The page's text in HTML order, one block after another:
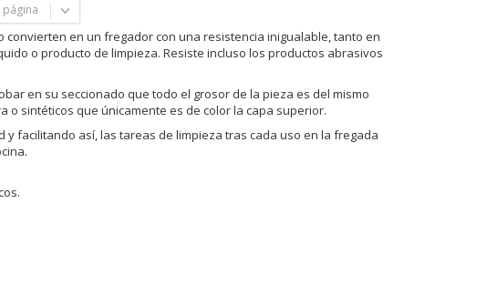
en un fregador con una resistencia inigualable, tanto en
o producto de limpieza. Resiste incluso los productos abrasivos
en su seccionado que todo el grosor de la pieza es del mismo
o sintéticos que únicamente es de color la capa superior.
facilitando así, las tareas de limpieza tras cada uso en la fregada